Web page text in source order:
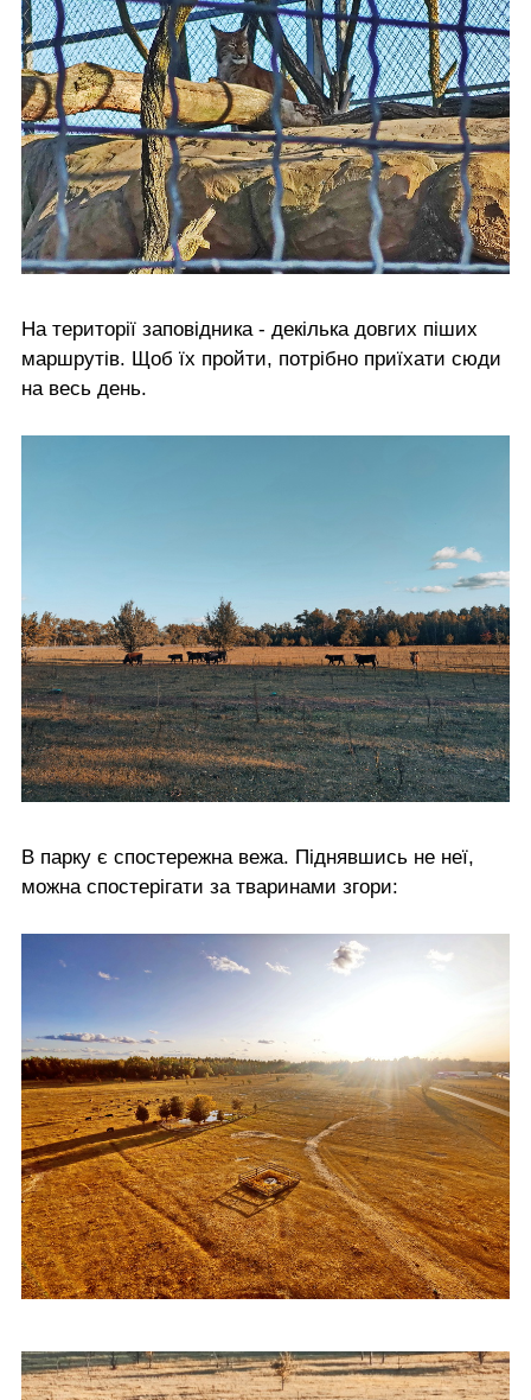
На території заповідника - декілька довгих піших
маршрутів. Щоб їх пройти, потрібно приїхати сюди
на весь день.
В парку є спостережна вежа. Піднявшись не неї,
можна спостерігати за тваринами згори: